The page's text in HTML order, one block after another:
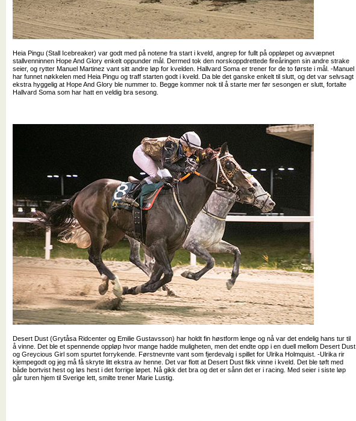
Heia Pingu (Stall Icebreaker) var godt med på notene fra start i kveld, angrep for fullt på oppløpet og avvæpnet
stallvenninnen Hope And Glory enkelt oppunder mål. Dermed tok den norskoppdrettede fireåringen sin andre strake
seier, og rytter Manuel Martinez vant sitt andre løp for kvelden. Hallvard Soma er trener for de to første i mål. -Manuel
har funnet nøkkelen med Heia Pingu og traff starten godt i kveld. Da ble det ganske enkelt til slutt, og det var selvsagt
ekstra hyggelig at Hope And Glory ble nummer to. Begge kommer nok til å starte mer før sesongen er slutt, fortalte
Hallvard Soma som har hatt en veldig bra sesong.
Desert Dust (Grytåsa Ridcenter og Emilie Gustavsson) har holdt fin høstform lenge og nå var det endelig hans tur til
å vinne. Det ble et spennende oppløp hvor mange hadde muligheten, men det endte opp i en duell mellom Desert Dust
og Greycious Girl som spurtet forrykende. Førstnevnte vant som fjerdevalg i spillet for Ulrika Holmquist. -Ulrika rir
kjempegodt og jeg må få skryte litt ekstra av henne. Det var flott at Desert Dust fikk vinne i kveld. Det ble tøft med
både bortvist hest og løs hest i det forrige løpet. Nå gikk det bra og det er sånn det er i racing. Med seier i siste løp
går turen hjem til Sverige lett, smilte trener Marie Lustig.